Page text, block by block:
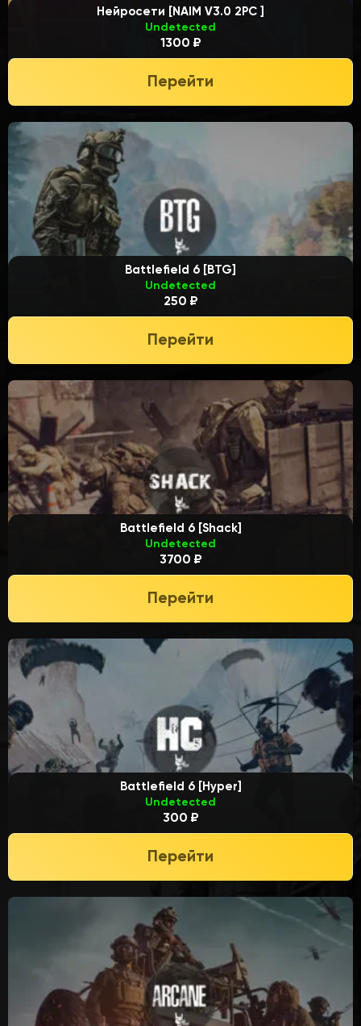
Нейросети [NAIM V3.0 2PC ]
Undetected
1300 ₽
Перейти
Battlefield 6 [BTG]
Undetected
250 ₽
Перейти
Battlefield 6 [Shack]
Undetected
3700 ₽
Перейти
Battlefield 6 [Hyper]
Undetected
300 ₽
Перейти